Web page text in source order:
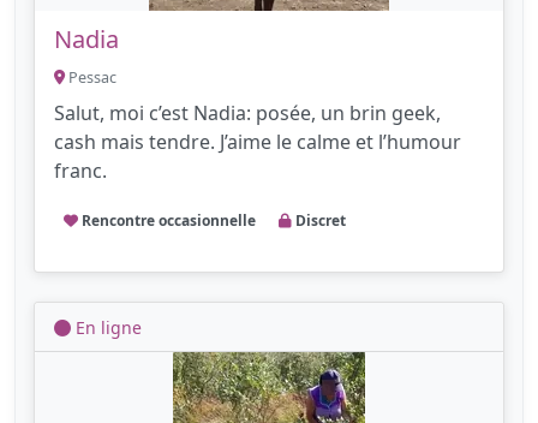
Nadia
Pessac
Salut, moi c’est Nadia: posée, un brin geek,
cash mais tendre. J’aime le calme et l’humour
franc.
Rencontre occasionnelle Discret
En ligne